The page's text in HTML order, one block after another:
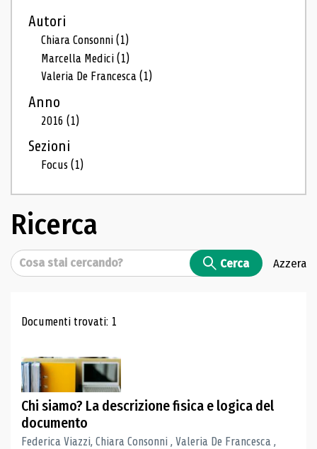
Autori
Chiara Consonni(1)
Marcella Medici(1)
Valeria De Francesca(1)
Anno
2016(1)
Sezioni
Focus(1)
Ricerca
Cerca Cerca Azzera
Risultati di ricerca
Documenti trovati: 1
Chi siamo? La descrizione fisica e logica del
documento
Federica Viazzi, Chiara Consonni , Valeria De Francesca ,